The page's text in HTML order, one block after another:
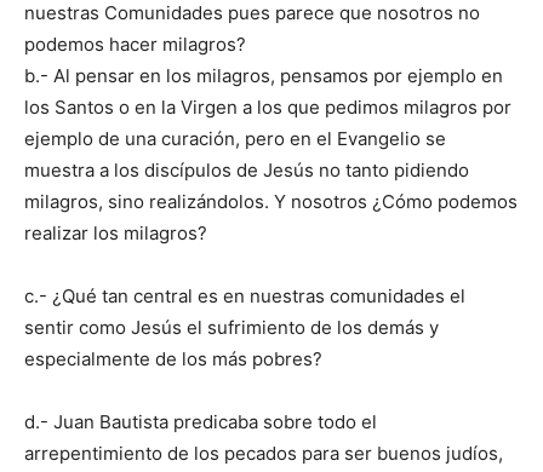
nuestras Comunidades pues parece que nosotros no
podemos hacer milagros?
b.- Al pensar en los milagros, pensamos por ejemplo en
los Santos o en la Virgen a los que pedimos milagros por
ejemplo de una curación, pero en el Evangelio se
muestra a los discípulos de Jesús no tanto pidiendo
milagros, sino realizándolos. Y nosotros ¿Cómo podemos
realizar los milagros?
c.- ¿Qué tan central es en nuestras comunidades el
sentir como Jesús el sufrimiento de los demás y
especialmente de los más pobres?
d.- Juan Bautista predicaba sobre todo el
arrepentimiento de los pecados para ser buenos judíos,